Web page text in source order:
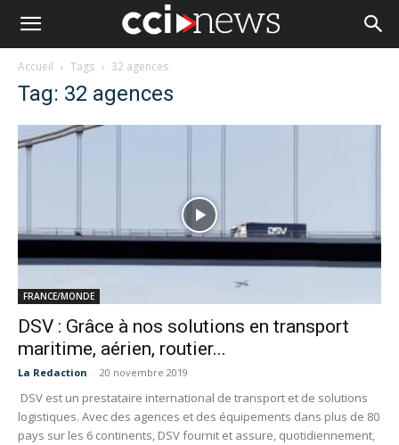
Accueil Tags 32 agences
Tag: 32 agences
FRANCE/MONDE
DSV : Grâce à nos solutions en transport
maritime, aérien, routier...
La Redaction - 20 novembre 2019
DSV est un prestataire international de transport et de solutions
logistiques. Avec des agences et des équipements dans plus de 80
pays sur les 6 continents, DSV fournit et assure, quotidiennement,